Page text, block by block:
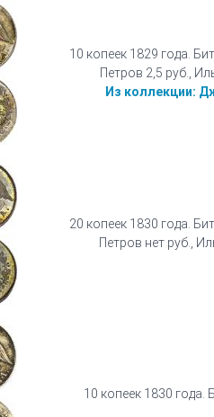
10 копеек 1829 года.
Петров 2,5 руб.,
Из коллекции:
20 копеек 1830 года.
Петров нет руб.,
10 копеек 1830 года.